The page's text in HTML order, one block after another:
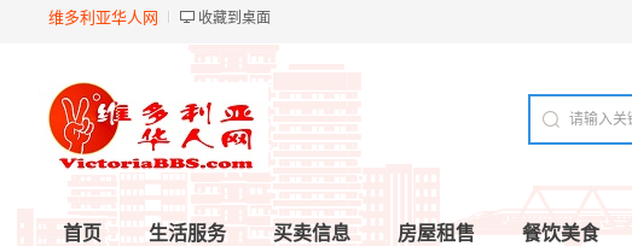
维多利亚华人网 收藏到桌面
首页 生活服务 买卖信息 房屋租售 餐饮美食